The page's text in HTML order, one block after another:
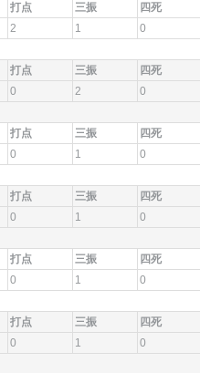
打点 三振 四死
2 1 0
打点 三振 四死
0 2 0
打点 三振 四死
0 1 0
打点 三振 四死
0 1 0
打点 三振 四死
0 1 0
打点 三振 四死
0 1 0